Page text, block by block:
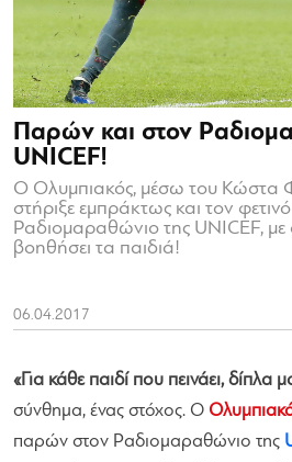
Παρών και στον
UNICEF!
Ο Ολυμπιακός, μέσω του Κώστα
στήριξε εμπράκτως και τον φετινό
Ραδιομαραθώνιο της UNICEF, με
βοηθήσει τα παιδιά!
06.04.2017
«Για κάθε παιδί που πεινάει, δίπλα
σύνθημα, ένας στόχος. Ο
παρών στον Ραδιομαραθώνιο της